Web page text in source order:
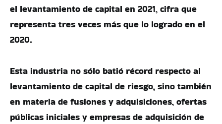
el levantamiento de capital en 2021, cifra que
representa tres veces más que lo logrado en el
2020.
Esta industria no sólo batió récord respecto al
levantamiento de capital de riesgo, sino también
en materia de fusiones y adquisiciones, ofertas
públicas iniciales y empresas de adquisición de